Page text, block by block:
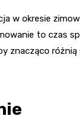
w okresie
to czas
znacząco